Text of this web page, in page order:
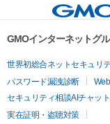
GMOインターネットグ
世界初総合ネットセキュリ
パスワード漏洩診断
セキュリティ相談AIチャッ
実在証明・盗聴対策